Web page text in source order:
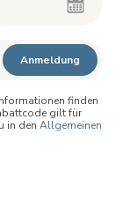
Anmeldung
finden
gilt für
in den Allgemeinen